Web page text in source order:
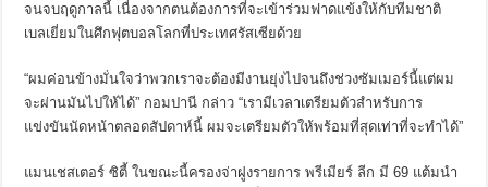
จนจบฤดูกาลนี้ เนื่องจากตนต้องการที่จะเข้าร่วมฟาดแข้งให้กับทีมชาติ
เบลเยี่ยมในศึกฟุตบอลโลกที่ประเทศรัสเซียด้วย
“ผมค่อนข้างมั่นใจว่าพวกเราจะต้องมีงานยุ่งไปจนถึงช่วงซัมเมอร์นี้แต่ผม
จะผ่านมันไปให้ได้” กอมปานี กล่าว “เรามีเวลาเตรียมตัวสำหรับการ
แข่งขันนัดหน้าตลอดสัปดาห์นี้ ผมจะเตรียมตัวให้พร้อมที่สุดเท่าที่จะทำได้”
แมนเชสเตอร์ ซิตี้ ในขณะนี้ครองจ่าฝูงรายการ พรีเมียร์ ลีก มี 69 แต้มนำ